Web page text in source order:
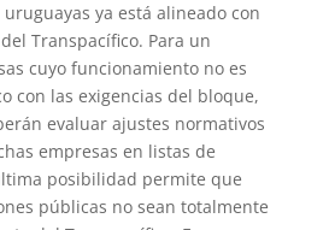
ya está alineado con
Transpacífico. Para un
cuyo funcionamiento no es
con las exigencias del bloque,
evaluar ajustes normativos
empresas en listas de
posibilidad permite que
públicas no sean totalmente